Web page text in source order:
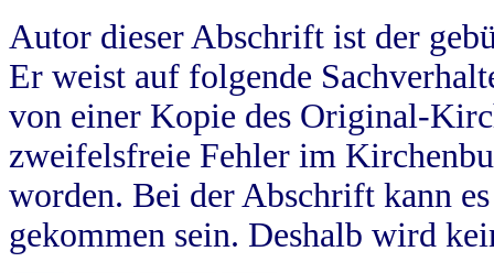
Autor dieser Abschrift ist der
Er weist auf folgende
von einer Kopie des Original-
zweifelsfreie Fehler im
worden. Bei der Abschrift kann
gekommen sein. Deshalb wird